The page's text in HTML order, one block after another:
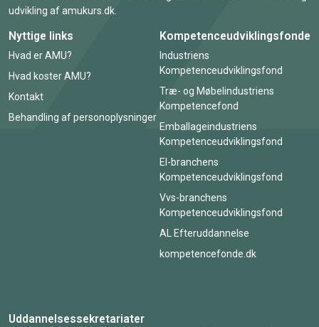
udvikling af amukurs.dk.
Nyttige links
Hvad er AMU?
Hvad koster AMU?
Kontakt
Behandling af personoplysninger
Kompetenceudviklingsfonde
Industriens
Kompetenceudviklingsfond
Træ- og Møbelindustriens
Kompetencefond
Emballageindustriens
Kompetenceudviklingsfond
El-branchens
Kompetenceudviklingsfond
Vvs-branchens
Kompetenceudviklingsfond
AL Efteruddannelse
kompetencefonde.dk
Uddannelsessekretariater